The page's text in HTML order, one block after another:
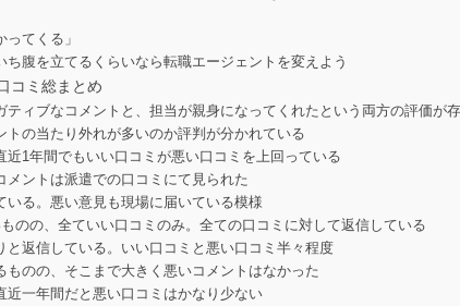
てくる」
腹を立てるくらいなら転職エージェントを変えよう
コミ総まとめ
ィブなコメントと、担当が親身になってくれたという両方の評価が
の当たり外れが多いのか評判が分かれている
1年間でもいい口コミが悪い口コミを上回っている
ントは派遣での口コミにて見られた
る。悪い意見も現場に届いている模様
のの、全ていい口コミのみ。全ての口コミに対して返信している
返信している。いい口コミと悪い口コミ半々程度
のの、そこまで大きく悪いコメントはなかった
一年間だと悪い口コミはかなり少ない